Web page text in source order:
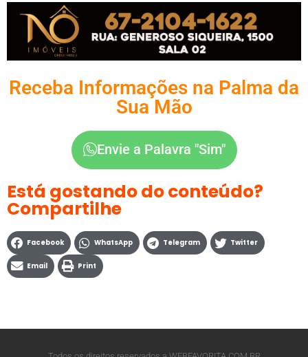
Receba Informações na Palma da
Sua Mão
Envie a Palavra "Sim"
Está gostando do conteúdo?
Compartilhe
Facebook WhatsApp Telegram Twitter
Email Print